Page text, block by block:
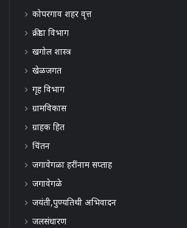
कोपरगाव शहर वृत्त
क्रीडा विभाग
खगोल शास्त्र
खेळजगत
गृह विभाग
ग्रामविकास
ग्राहक हित
चिंतन
जगावेगळा हरींनाम सप्ताह
जगावेगळे
जयंती,पुण्यतिथी अभिवादन
जलसंधारण